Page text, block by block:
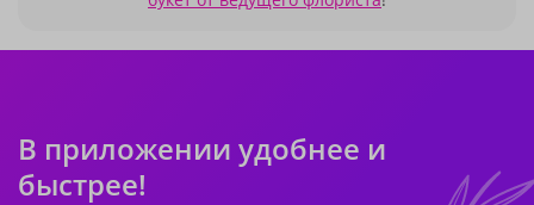
В приложении удобнее и
быстрее!